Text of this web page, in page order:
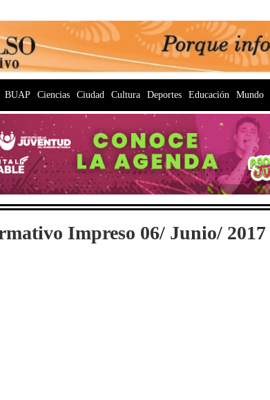
BUAP Ciencias Ciudad Cultura Deportes Educación Mundo
Impreso 06/ Junio/ 2017